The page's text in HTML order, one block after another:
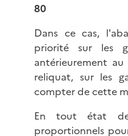
80
Dans ce cas,
priorité sur les
antérieurement au
reliquat, sur les
compter de cette
En tout état de
proportionnels